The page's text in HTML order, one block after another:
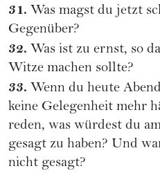
31. Was magst du jetzt
Gegenüber?
32. Was ist zu ernst, so
Witze machen sollte?
33. Wenn du heute
keine Gelegenheit mehr
reden, was würdest du
gesagt zu haben? Und
nicht gesagt?